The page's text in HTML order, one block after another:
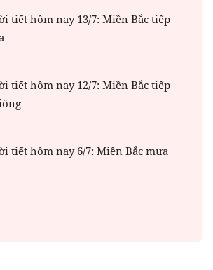
tiết hôm nay 13/7: Miền Bắc tiếp
tiết hôm nay 12/7: Miền Bắc tiếp
tiết hôm nay 6/7: Miền Bắc mưa